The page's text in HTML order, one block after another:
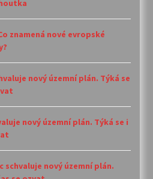
znamená nové evropské
nový územní plán. Týká se
nový územní plán. Týká se i
schvaluje nový územní plán.